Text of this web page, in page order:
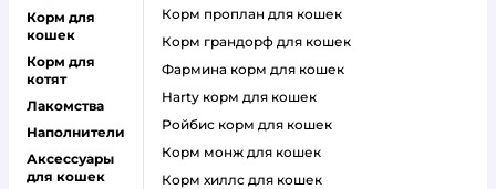
Корм для
кошек
Корм для
котят
Лакомства
Наполнители
Аксессуары
для кошек
корм проплан для кошек
корм грандорф для кошек
фармина корм для кошек
harty корм для кошек
ройбис корм для кошек
корм монж для кошек
корм хиллс для кошек